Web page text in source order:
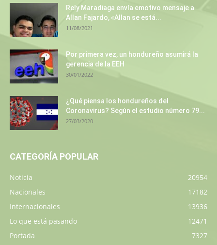
Rely Maradiaga envía emotivo mensaje a
Allan Fajardo, «Allan se está...
11/08/2021
Por primera vez, un hondureño asumirá la
gerencia de la EEH
30/01/2022
¿Qué piensa los hondureños del
Coronavirus? Según el estudio número 79...
27/03/2020
CATEGORÍA POPULAR
Noticia
20954
Nacionales
17182
Internacionales
13936
Lo que está pasando
12471
Portada
7327